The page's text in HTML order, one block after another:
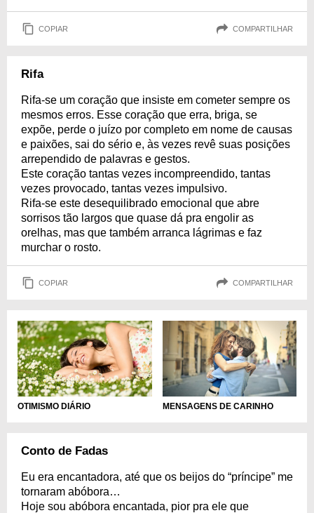
COPIAR COMPARTILHAR
Rifa
Rifa-se um coração que insiste em cometer sempre os
mesmos erros. Esse coração que erra, briga, se
expõe, perde o juízo por completo em nome de causas
e paixões, sai do sério e, às vezes revê suas posições
arrependido de palavras e gestos.
Este coração tantas vezes incompreendido, tantas
vezes provocado, tantas vezes impulsivo.
Rifa-se este desequilibrado emocional que abre
sorrisos tão largos que quase dá pra engolir as
orelhas, mas que também arranca lágrimas e faz
murchar o rosto.
COPIAR COMPARTILHAR
OTIMISMO DIÁRIO MENSAGENS DE CARINHO
Conto de Fadas
Eu era encantadora, até que os beijos do “príncipe” me
tornaram abóbora…
Hoje sou abóbora encantada, pior pra ele que